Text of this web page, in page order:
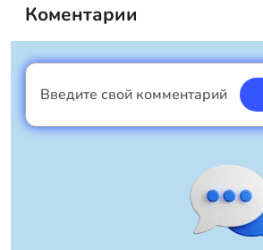
Коментарии
Введите свой комментарий
Я мальчик